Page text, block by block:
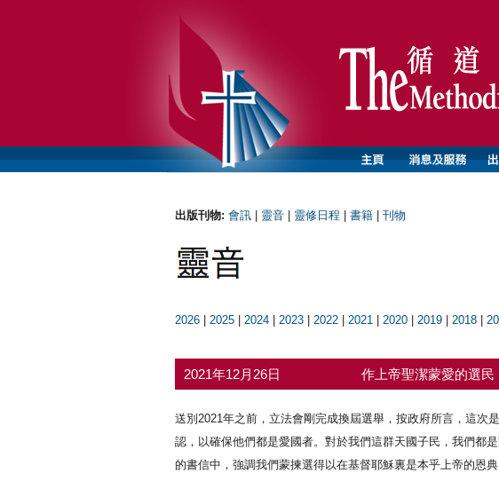
出版刊物: 會訊 靈音 靈修日程 書籍 刊物
2026 | 2025 | 2024 | 2023 | 2022 | 2021 | 2020 | 2019 | 2018 |
2021年12月26日 作上帝聖潔蒙愛的選民
送別2021年之前，立法會剛完成換屆選舉，按政府所言，這次
認，以確保他們都是愛國者。對於我們這群天國子民，我們都
的書信中，強調我們蒙揀選得以在基督耶穌裏是本乎上帝的恩